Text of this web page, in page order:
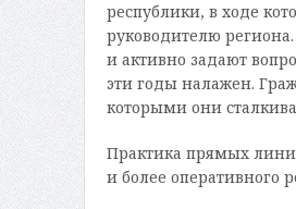
республики, в ходе
руководителю
и активно задают
эти годы налажен.
которыми они
Практика прямых
и более оперативного